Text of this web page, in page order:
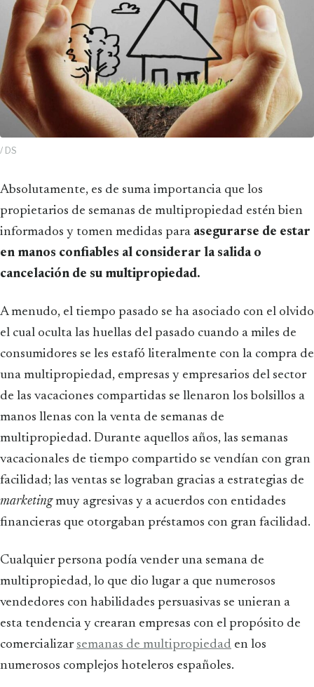
/ DS
Absolutamente, es de suma importancia que los
propietarios de semanas de multipropiedad estén bien
informados y tomen medidas para asegurarse de estar
en manos confiables al considerar la salida o
cancelación de su multipropiedad.
A menudo, el tiempo pasado se ha asociado con el olvido
el cual oculta las huellas del pasado cuando a miles de
consumidores se les estafó literalmente con la compra de
una multipropiedad, empresas y empresarios del sector
de las vacaciones compartidas se llenaron los bolsillos a
manos llenas con la venta de semanas de
multipropiedad. Durante aquellos años, las semanas
vacacionales de tiempo compartido se vendían con gran
facilidad; las ventas se lograban gracias a estrategias de
marketingmuy agresivas y a acuerdos con entidades
financieras que otorgaban préstamos con gran facilidad.
Cualquier persona podía vender una semana de
multipropiedad, lo que dio lugar a que numerosos
vendedores con habilidades persuasivas se unieran a
esta tendencia y crearan empresas con el propósito de
comercializar semanas de multipropiedad en los
numerosos complejos hoteleros españoles.